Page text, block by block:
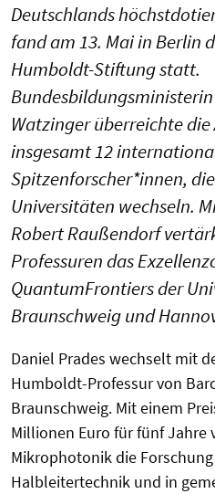
Deutschlands
fand am 13. Mai in Berlin
Humboldt-Stiftung statt.
Watzinger überreichte
insgesamt 12
Spitzenforscher*innen,
Universitäten wechseln.
Robert Raußendorf
Professuren das
QuantumFrontiers der
Braunschweig und
Daniel Prades wechselt mit
Humboldt-Professur von
Braunschweig. Mit einem
Millionen Euro für fünf Jahre
Mikrophotonik die
Halbleitertechnik und in